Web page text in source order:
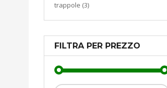
trappole (3)
FILTRA PER PREZZO